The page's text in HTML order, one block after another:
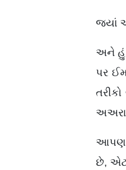
જ્યાં
અને હું
પર
આપણા
છે,